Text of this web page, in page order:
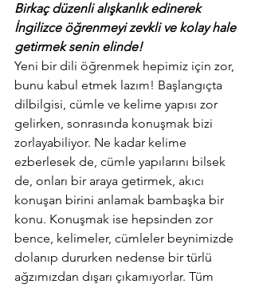
Birkaç düzenli alışkanlık edinerek
İngilizce öğrenmeyi zevkli ve kolay hale
getirmek senin elinde!
Yeni bir dili öğrenmek hepimiz için zor,
bunu kabul etmek lazım! Başlangıçta
dilbilgisi, cümle ve kelime yapısı zor
gelirken, sonrasında konuşmak bizi
zorlayabiliyor. Ne kadar kelime
ezberlesek de, cümle yapılarını bilsek
de, onları bir araya getirmek, akıcı
konuşan birini anlamak bambaşka bir
konu. Konuşmak ise hepsinden zor
bence, kelimeler, cümleler beynimizde
dolanıp dururken nedense bir türlü
ağzımızdan dışarı çıkamıyorlar. Tüm